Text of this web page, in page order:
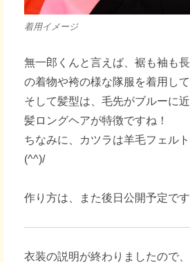
着用イメージ
無一郎くんと言えば、裾も袖も
の着物や袴の様な隊服を着用して
そして髪型は、毛先がブルーに
髪ロングヘアが特徴ですね！
ちなみに、カツラは羊毛フェル
(^^)/
作り方は、また後日公開予定で
衣装の説明が終わりましたので